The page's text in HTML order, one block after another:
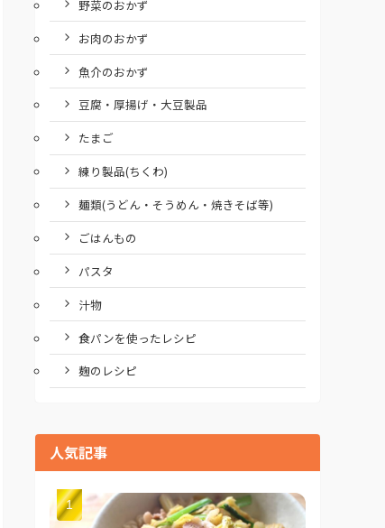
野菜のおかず
お肉のおかず
魚介のおかず
豆腐・厚揚げ・大豆製品
たまご
練り製品(ちくわ)
麺類(うどん・そうめん・焼きそば等)
ごはんもの
パスタ
汁物
食パンを使ったレシピ
麹のレシピ
人気記事